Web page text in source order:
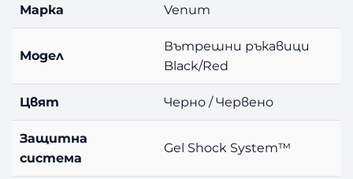
Марка Venum
Модел
Вътрешни ръкавици
Black/Red
Цвят Черно / Червено
Защитна
система
Gel Shock System™